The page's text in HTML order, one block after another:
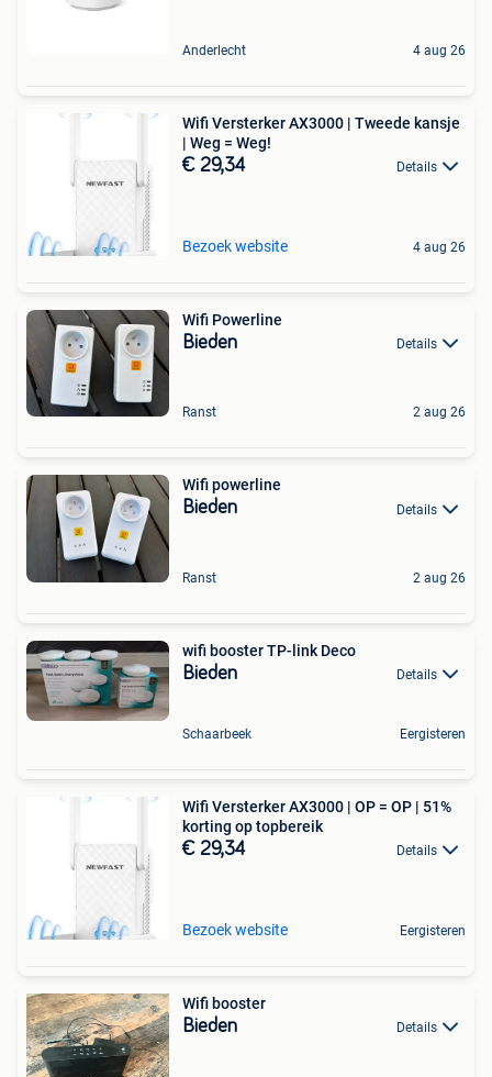
Anderlecht 4 aug 26
Wifi Versterker AX3000 | Tweede kansje
| Weg = Weg!
€ 29,34 Details
Bezoek website 4 aug 26
Wifi Powerline
Bieden Details
Ranst 2 aug 26
Wifi powerline
Bieden Details
Ranst 2 aug 26
wifi booster TP-link Deco
Bieden Details
Schaarbeek Eergisteren
Wifi Versterker AX3000 | OP = OP | 51%
korting op topbereik
€ 29,34 Details
Bezoek website Eergisteren
Wifi booster
Bieden Details